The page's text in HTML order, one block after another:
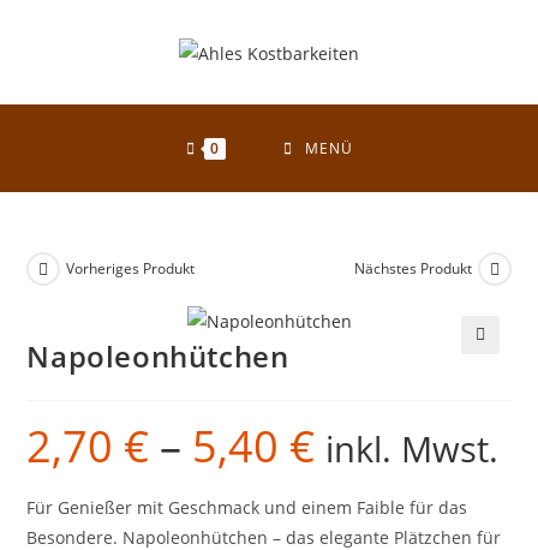
0 MENÜ
Vorheriges Produkt Nächstes Produkt
Napoleonhütchen
2,70 € – 5,40 €Preisspanne:
2,70 €
bis
inkl. Mwst.
Für Genießer mit Geschmack und einem Faible für das
Besondere. Napoleonhütchen – das elegante Plätzchen für